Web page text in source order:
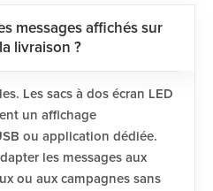
messages affichés sur
livraison ?
Les sacs à dos écran LED
un affichage
ou application dédiée.
les messages aux
ou aux campagnes sans